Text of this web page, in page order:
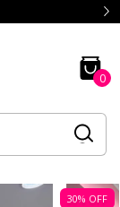
0
30% OFF